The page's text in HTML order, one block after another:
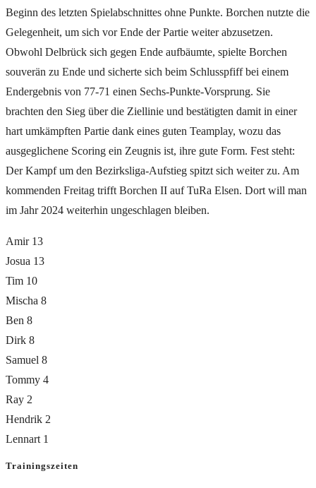
Beginn des letzten Spielabschnittes ohne Punkte. Borchen nutzte die
Gelegenheit, um sich vor Ende der Partie weiter abzusetzen.
Obwohl Delbrück sich gegen Ende aufbäumte, spielte Borchen
souverän zu Ende und sicherte sich beim Schlusspfiff bei einem
Endergebnis von 77-71 einen Sechs-Punkte-Vorsprung. Sie
brachten den Sieg über die Ziellinie und bestätigten damit in einer
hart umkämpften Partie dank eines guten Teamplay, wozu das
ausgeglichene Scoring ein Zeugnis ist, ihre gute Form. Fest steht:
Der Kampf um den Bezirksliga-Aufstieg spitzt sich weiter zu. Am
kommenden Freitag trifft Borchen II auf TuRa Elsen. Dort will man
im Jahr 2024 weiterhin ungeschlagen bleiben.
Amir 13
Josua 13
Tim 10
Mischa 8
Ben 8
Dirk 8
Samuel 8
Tommy 4
Ray 2
Hendrik 2
Lennart 1
Trainingszeiten